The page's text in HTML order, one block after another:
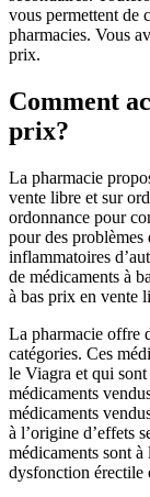
vous permettent de
pharmacies. Vous
prix.
Comment
prix?
La pharmacie
vente libre et sur
ordonnance pour
pour des problèmes
inflammatoires
de médicaments à
à bas prix en vente
La pharmacie offre
catégories. Ces
le Viagra et qui
médicaments
médicaments
à l’origine d’effets
médicaments sont
dysfonction érectile